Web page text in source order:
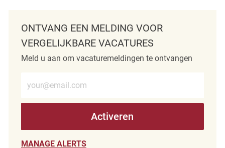
ONTVANG EEN MELDING VOOR
VERGELIJKBARE VACATURES
Meld u aan om vacaturemeldingen te ontvangen
Activeren
MANAGE ALERTS